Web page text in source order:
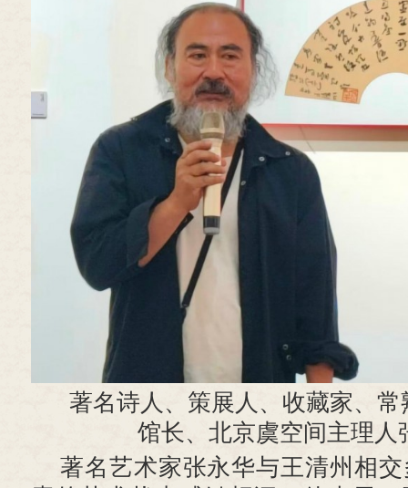
著名诗人、策展人、收藏家、
馆长、北京虞空间主理人
著名艺术家张永华与王清州相